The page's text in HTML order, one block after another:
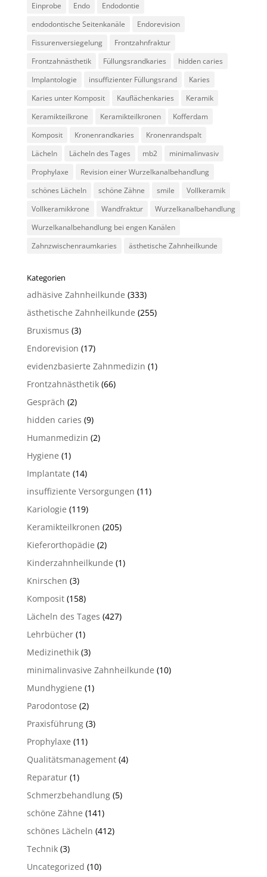
Einprobe
Endo
Endodontie
endodontische Seitenkanäle
Endorevision
Fissurenversiegelung
Frontzahnfraktur
Frontzahnästhetik
Füllungsrandkaries
hidden caries
Implantologie
insuffizienter Füllungsrand
Karies
Karies unter Komposit
Kauflächenkaries
Keramik
Keramikteilkrone
Keramikteilkronen
Kofferdam
Komposit
Kronenrandkaries
Kronenrandspalt
Lächeln
Lächeln des Tages mb2
minimalinvasiv
Prophylaxe
Revision einer Wurzelkanalbehandlung
schönes Lächeln
schöne Zähne smile
Vollkeramik
Vollkeramikkrone
Wandfraktur
Wurzelkanalbehandlung
Wurzelkanalbehandlung bei engen Kanälen
Zahnzwischenraumkaries
ästhetische Zahnheilkunde
Kategorien
adhäsive Zahnheilkunde (333)
ästhetische Zahnheilkunde (255)
Bruxismus (3)
Endorevision (17)
evidenzbasierte Zahnmedizin (1)
Frontzahnästhetik(66)
Gespräch (2)
hidden caries (9)
Humanmedizin (2)
Hygiene (1)
Implantate (14)
insuffiziente Versorgungen (11)
Kariologie (119)
Keramikteilkronen (205)
Kieferorthopädie (2)
Kinderzahnheilkunde (1)
Knirschen (3)
Komposit(158)
Lächeln des Tages (427)
Lehrbücher(1)
Medizinethik(3)
minimalinvasive Zahnheilkunde (10)
Mundhygiene (1)
Parodontose (2)
Praxisführung(3)
Prophylaxe (11)
Qualitätsmanagement(4)
Reparatur(1)
Schmerzbehandlung(5)
schöne Zähne (141)
schönes Lächeln (412)
Technik(3)
Uncategorized (10)